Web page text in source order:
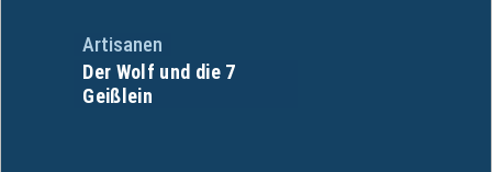
Artisanen
Der Wolf und die 7
Geißlein